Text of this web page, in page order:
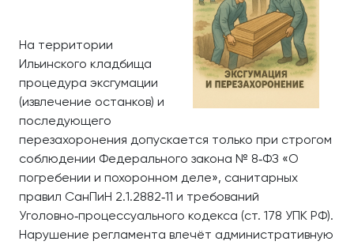
На территории
Ильинского кладбища
процедура эксгумации
(извлечение останков) и
последующего
перезахоронения допускается только при строгом
соблюдении Федерального закона № 8‑ФЗ «О
погребении и похоронном деле», санитарных
правил СанПиН 2.1.2882‑11 и требований
Уголовно‑процессуального кодекса (ст. 178 УПК РФ).
Нарушение регламента влечёт административную